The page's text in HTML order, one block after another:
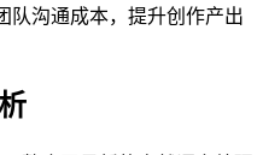
队沟通成本，提升创作产出